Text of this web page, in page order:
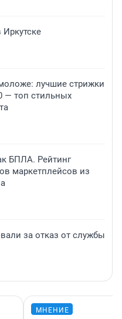
лучшие стрижки
— топ стильных
БПЛА. Рейтинг
маркетплейсов из
за отказ от службы
МНЕНИЕ